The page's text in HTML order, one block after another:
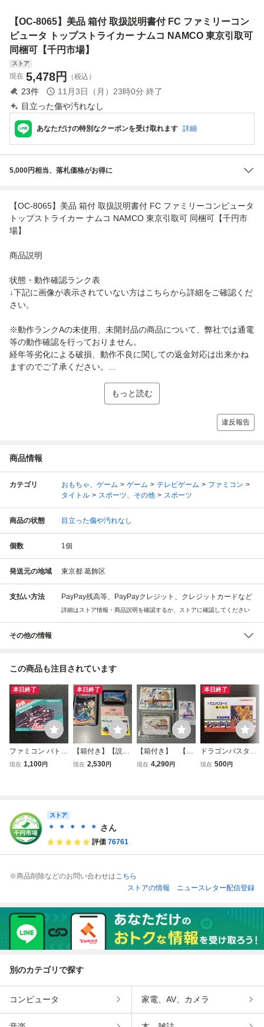
ュータ 全9ページ
FC 1985
ファミリー コンピ
ュータ FC 1989
【OC-8065】美品 箱付 取扱説明書付 FC ファミリーコン
ピュータ トップストライカー ナムコ NAMCO 東京引取可
同梱可【千円市場】
ストア
現在 5,478円 （税込）
23件 11月3日（月）23時0分 終了
目立った傷や汚れなし
あなただけの特別なクーポンを受け取れます 詳細
5,000円相当、落札価格がお得に
【OC-8065】美品 箱付 取扱説明書付 FC ファミリーコンピュータ
トップストライカー ナムコ NAMCO 東京引取可 同梱可【千円市
場】
商品説明
状態・動作確認ランク表
↓下記に画像が表示されていない方はこちらから詳細をご確認くだ
さい。
※動作ランクAの未使用、未開封品の商品について、弊社では通電
等の動作確認を行っておりません。
経年等劣化による破損、動作不良に関しての返金対応は出来かね
ますのでご了承ください。...
もっと読む
違反報告
商品情報
カテゴリ おもちゃ、ゲーム ゲーム テレビゲーム
ファミコン
タイトル
スポーツ、その他 スポーツ
商品の状態 目立った傷や汚れなし
個数 1個
発送元の地域 東京都 葛飾区
支払い方法 PayPay残高等、PayPayクレジット、クレジットカードなど
詳細はストア情報・商品説明を確認するか、ストアに確認してください
その他の情報
この商品も注目されています
本日終了
ファミコン バトル
シティー 取扱説明
ュータ 全9ページ
FC 1985
現在 1,100円
本日終了
【箱付き】【説明
書付き】 ドラゴン
現在 2,530円
【箱付き】 【説
明書付き】 ファイ
現在 4,290円
本日終了
ドラゴンバスターI
I 闇の封印 取扱説
現在 500円
ストア
＊ ＊ ＊ ＊ ＊ さん
評価 76761
※商品削除などのお問い合わせはこちら
ストアの情報
ニュースレター配信登録
別のカテゴリで探す
コンピュータ 家電、AV、カメラ